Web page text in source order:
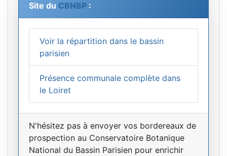
Site du CBNBP :
Voir la répartition dans le bassin
parisien
Présence communale complète dans
le Loiret
N'hésitez pas à envoyer vos bordereaux de
prospection au Conservatoire Botanique
National du Bassin Parisien pour enrichir